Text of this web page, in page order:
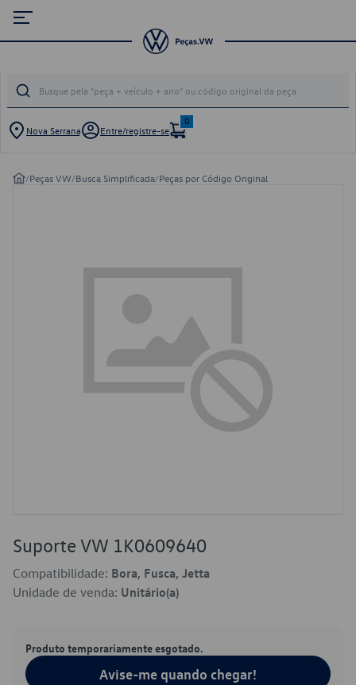
Nova Serrana Entre/registre-se
0
/Peças VW/Busca Simplificada/Peças por Código Original
Suporte VW 1K0609640
Compatibilidade: Bora, Fusca, Jetta
Unidade de venda: Unitário(a)
Produto temporariamente esgotado.
Avise-me quando chegar!